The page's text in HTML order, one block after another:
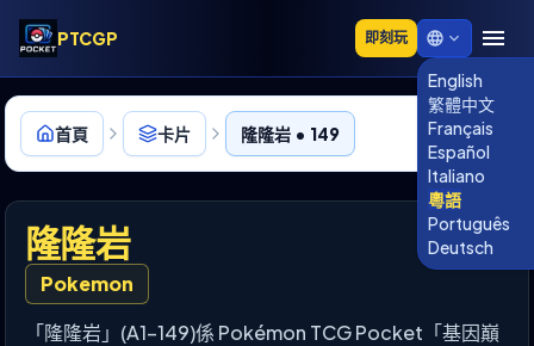
PTCGP 即刻玩
English
繁體中文
Français
Español
Italiano
粵語
Português
Deutsch
首頁 卡片 隆隆岩 • 149
隆隆岩
Pokemon
「隆隆岩」(A1-149)係 Pokémon TCG Pocket「基因巔